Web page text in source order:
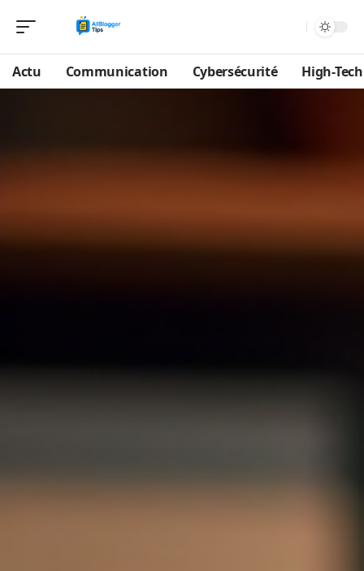
Actu Communication Cybersécurité High-Tech